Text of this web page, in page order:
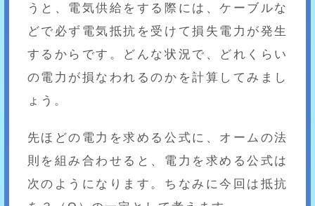
うと、電気供給をする際には、ケーブルな
どで必ず電気抵抗を受けて損失電力が発生
するからです。どんな状況で、どれくらい
の電力が損なわれるのかを計算してみまし
ょう。
先ほどの電力を求める公式に、オームの法
則を組み合わせると、電力を求める公式は
次のようになります。ちなみに今回は抵抗